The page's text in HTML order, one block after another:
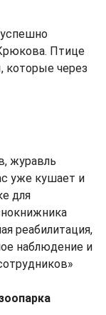
Птице
которые через
журавль
уже кушает и
для
реабилитация,
наблюдение и